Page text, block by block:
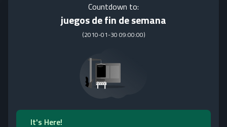
Countdown to:
juegos de fin de semana
(2010-01-30 09:00:00)
It's Here!